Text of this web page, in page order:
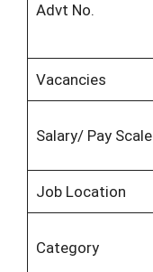
Advt No.
Vacancies
Salary/ Pay Scale
Job Location
Category